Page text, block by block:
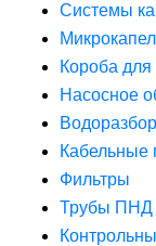
Системы
Короба для
Насосное
Кабельные
Фильтры
Трубы ПНД